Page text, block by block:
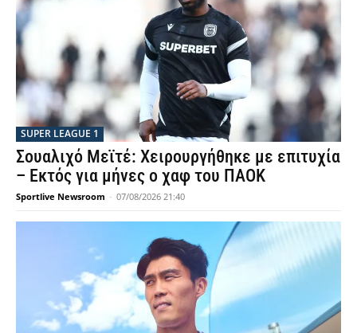
SUPER LEAGUE 1
Σουαλιχό Μεϊτέ: Χειρουργήθηκε με επιτυχία
– Εκτός για μήνες ο χαφ του ΠΑΟΚ
Sportlive Newsroom - 07/08/2026 21:40